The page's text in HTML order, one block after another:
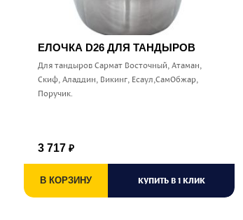
ЕЛОЧКА D26 ДЛЯ ТАНДЫРОВ
Для тандыров Сармат Восточный, Атаман,
Скиф, Аладдин, Викинг, Есаул,СамОбжар,
Поручик.
3 717 ₽
В КОРЗИНУ КУПИТЬ В 1 КЛИК